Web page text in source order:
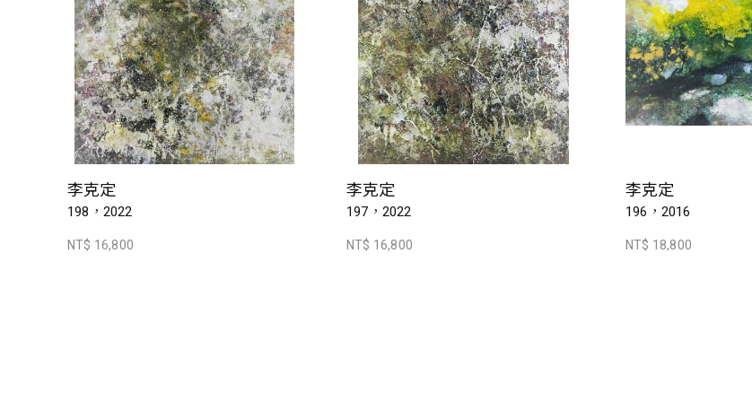
李克定
198，2022
NT$ 16,800
李克定
197，2022
NT$ 16,800
李克定
196，2016
NT$ 18,800